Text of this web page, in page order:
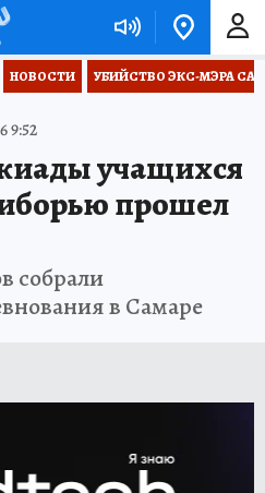
НОВОСТИ УБИЙСТВО ЭКС-МЭРА
9:52
учащихся
прошел
собрали
в Самаре